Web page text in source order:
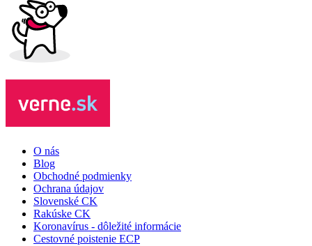
O nás
Blog
Obchodné podmienky
Ochrana údajov
Slovenské CK
Rakúske CK
Koronavírus - dôležité informácie
Cestovné poistenie ECP